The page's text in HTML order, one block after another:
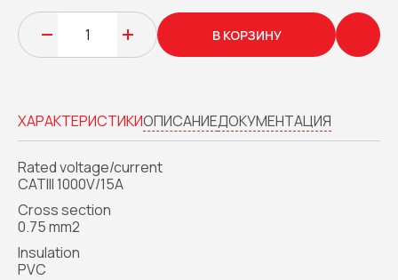
В КОРЗИНУ
ХАРАКТЕРИСТИКИОПИСАНИЕДОКУМЕНТАЦИЯ
Rated voltage/current
CATIII 1000V/15A
Сross section
0.75 mm2
Insulation
PVC